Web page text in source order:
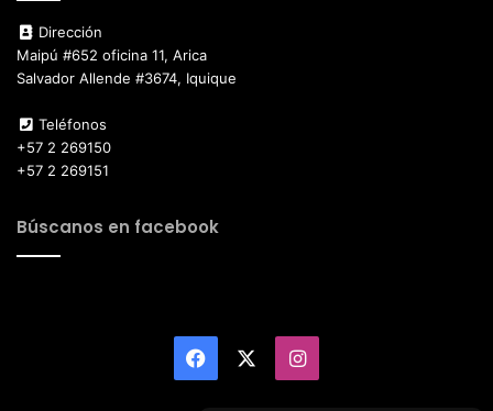
Dirección
Maipú #652 oficina 11, Arica
Salvador Allende #3674, Iquique
Teléfonos
+57 2 269150
+57 2 269151
Búscanos en facebook
Facebook Instagram